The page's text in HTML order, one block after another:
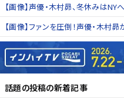
【画像】声優・木村昴、冬休みはNY
【画像】ファンを圧倒！声優・木村
話題の投稿の新着記事